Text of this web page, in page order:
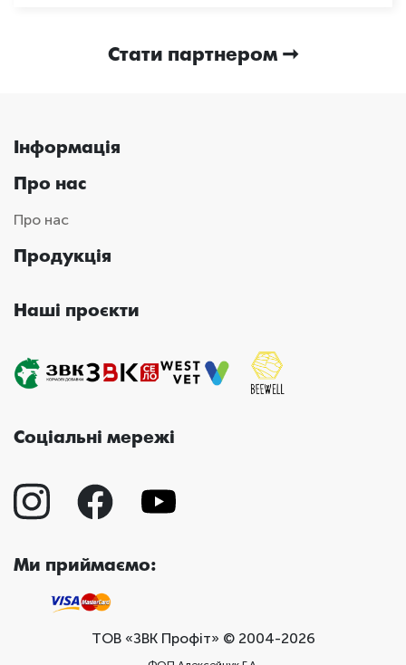
Стати партнером
Інформація
Про нас
Про нас
Продукція
Наші проєкти
Соціальні мережі
Ми приймаємо:
ТОВ «ЗВК Профіт» © 2004-2026